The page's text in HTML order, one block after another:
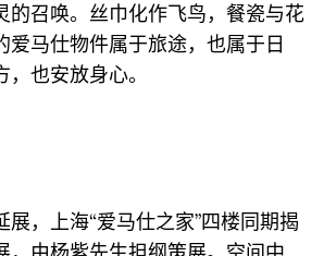
的召唤。丝巾化作飞鸟，餐瓷与花
爱马仕物件属于旅途，也属于日
也安放身心。
展，上海“爱马仕之家”四楼同期揭